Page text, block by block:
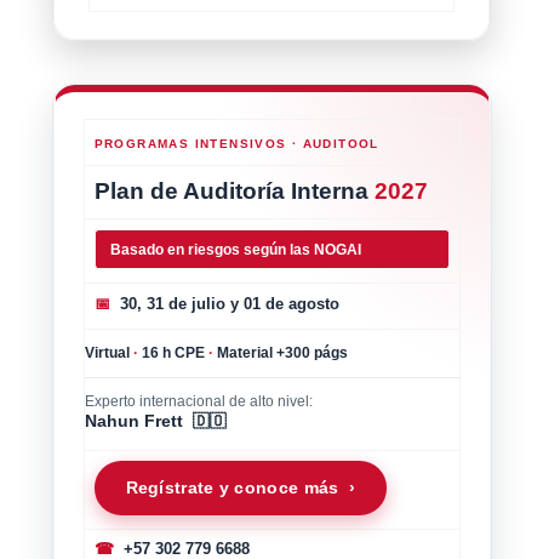
PROGRAMAS INTENSIVOS · AUDITOOL
Plan de Auditoría Interna 2027
Basado en riesgos según las NOGAI
📅 30, 31 de julio y 01 de agosto
Virtual · 16 h CPE · Material +300 págs
Experto internacional de alto nivel:
Nahun Frett 🇩🇴
Regístrate y conoce más ›
☎+57 302 779 6688